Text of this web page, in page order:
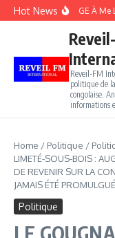
Aller au contenu
Hot NewsHOMMAGE À Me
Reveil-FM
politique de
congolaise.
informations
Home / Politique /
LIMETÉ-SOUS-BOIS :
DE REVENIR SUR LA
JAMAIS ÉTÉ
Politique
LE